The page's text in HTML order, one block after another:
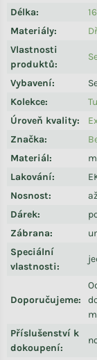
Délka:
Materiály:
Vlastnosti
produktů:
Vybavení:
Kolekce:
Úroveň kvality:
Značka:
Materiál:
Lakování:
Nosnost:
Dárek:
Zábrana:
Speciální
vlastnosti:
Doporučujeme:
Příslušenství k
dokoupení: